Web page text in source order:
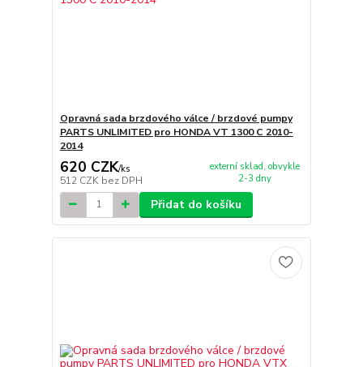
Opravná sada brzdového válce / brzdové pumpy
PARTS UNLIMITED pro HONDA VT 1300 C 2010-
2014
620 CZK/ks
512 CZK bez DPH
externí sklad, obvykle
2-3 dny
Přidat do košíku